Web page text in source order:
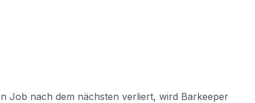
Job nach dem nächsten verliert, wird Barkeeper